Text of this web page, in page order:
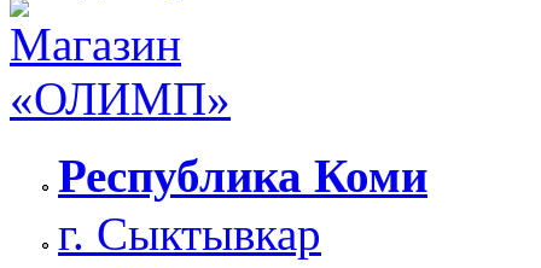
Республика Коми
г. Сыктывкар